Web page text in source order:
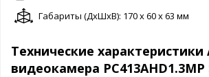
Габариты (ДxШxВ): 170 x 60 x 63 мм
Технические характеристики
видеокамера PC413AHD1.3MP